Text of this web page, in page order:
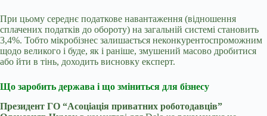
При цьому середнє податкове навантаження (відношення
сплачених податків до обороту) на загальній системі становить
3,4%. Тобто мікробізнес залишається неконкурентоспроможним
щодо великого і буде, як і раніше, змушений масово дробитися
або йти в тінь, доходить висновку експерт.
Що заробить держава і що зміниться для бізнесу
Президент ГО “Асоціація приватних роботодавців”